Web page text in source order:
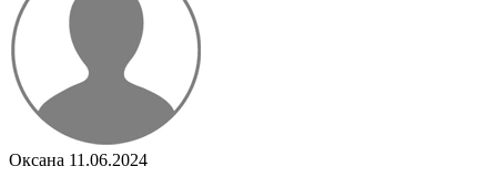
Оксана 11.06.2024